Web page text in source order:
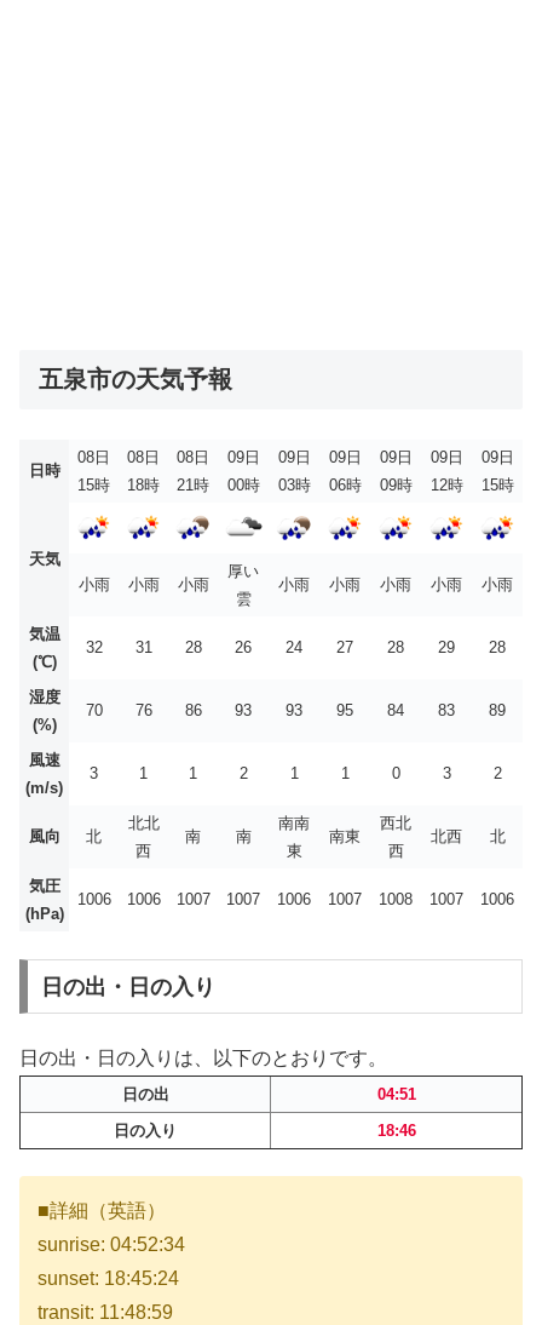
五泉市の天気予報
日時
08日
15時
08日
18時
08日
21時
09日
00時
09日
03時
09日
06時
09日
09時
09日
12時
09日
15時
天気
小雨
小雨 小雨
厚い
雲
小雨 小雨 小雨 小雨 小雨
気温
(℃)
32 31 28 26 24 27 28 29 28
湿度
(%)
70 76 86 93 93 95 84 83 89
風速
(m/s)
3 1 1 2 1 1 0 3 2
風向 北
北北
西
南 南
南南
東
南東
西北
西
北西 北
気圧
(hPa)
1006 1006 1007 1007 1006 1007 1008 1007 1006
日の出・日の入り
日の出・日の入りは、以下のとおりです。
日の出
04:51
日の入り
18:46
■詳細（英語）
sunrise: 04:52:34
sunset: 18:45:24
transit: 11:48:59